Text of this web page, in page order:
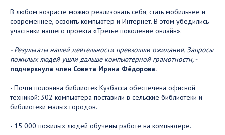
В любом возрасте можно реализовать себя, стать мобильнее и
современнее, освоить компьютер и Интернет. В этом убедились
участники нашего проекта «Третье поколение онлайн».
- Результаты нашей деятельности превзошли ожидания. Запросы
пожилых людей ушли дальше компьютерной грамотности, -
подчеркнула член Совета Ирина Фёдорова.
- Почти половина библиотек Кузбасса обеспечена офисной
техникой: 302 компьютера поставили в сельские библиотеки и
библиотеки малых городов.
- 15 000 пожилых людей обучены работе на компьютере.